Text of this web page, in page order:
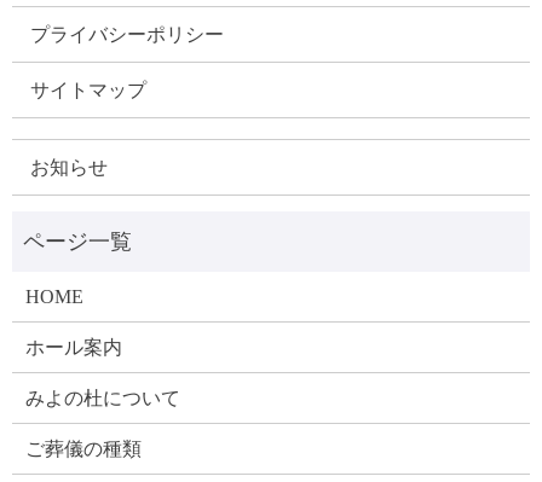
プライバシーポリシー
サイトマップ
お知らせ
HOME
ホール案内
みよの杜について
ご葬儀の種類